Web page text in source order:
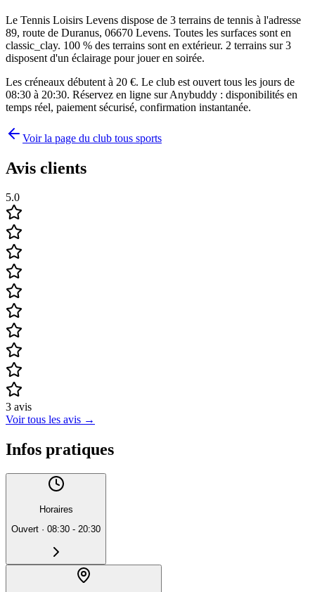
Le Tennis Loisirs Levens dispose de 3 terrains de tennis à l'adresse
89, route de Duranus, 06670 Levens. Toutes les surfaces sont en
classic_clay. 100 % des terrains sont en extérieur. 2 terrains sur 3
disposent d'un éclairage pour jouer en soirée.
Les créneaux débutent à 20 €. Le club est ouvert tous les jours de
08:30 à 20:30. Réservez en ligne sur Anybuddy : disponibilités en
temps réel, paiement sécurisé, confirmation instantanée.
Voir la page du club tous sports
Avis clients
5.0
3 avis
Voir tous les avis →
Infos pratiques
Horaires
Ouvert · 08:30 - 20:30